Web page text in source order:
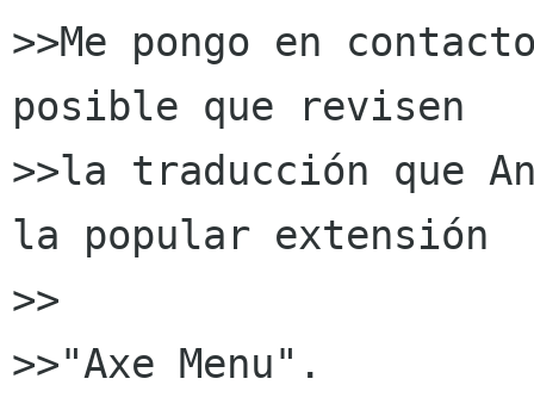
>>Me pongo en
posible que revisen
>>la traducción que
la popular extensión
>>
>>"Axe Menu".